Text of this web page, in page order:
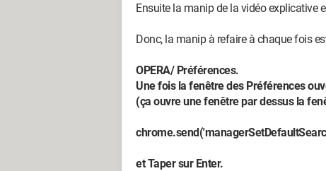
Ensuite la manip de la vidéo explicative
Donc, la manip à refaire à chaque fois
OPERA/ Préférences.
Une fois la fenêtre des Préférences
(ça ouvre une fenêtre par dessus la
et Taper sur Enter.